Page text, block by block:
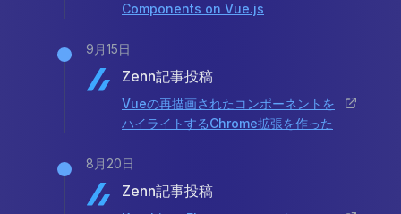
Components on Vue.js
9月15日
Zenn記事投稿
Vueの再描画されたコンポーネントを
ハイライトするChrome拡張を作った
8月20日
Zenn記事投稿